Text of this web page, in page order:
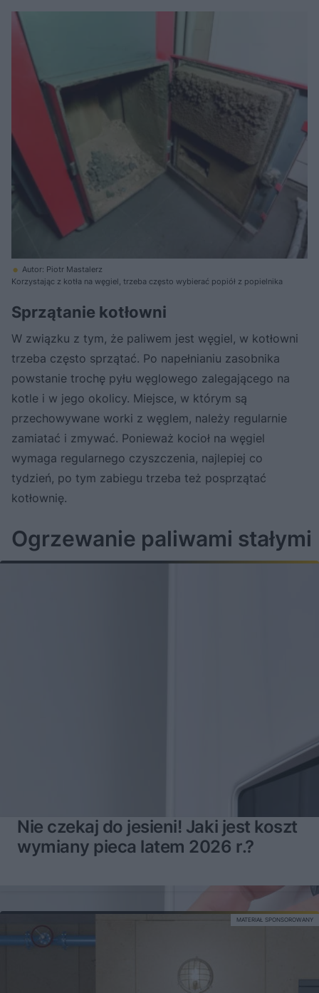
Autor: Piotr Mastalerz
Korzystając z kotła na węgiel, trzeba często wybierać popiół z popielnika
Sprzątanie kotłowni
W związku z tym, że paliwem jest węgiel, w kotłowni
trzeba często sprzątać. Po napełnianiu zasobnika
powstanie trochę pyłu węglowego zalegającego na
kotle i w jego okolicy. Miejsce, w którym są
przechowywane worki z węglem, należy regularnie
zamiatać i zmywać. Ponieważ kocioł na węgiel
wymaga regularnego czyszczenia, najlepiej co
tydzień, po tym zabiegu trzeba też posprzątać
kotłownię.
Ogrzewanie paliwami stałymi
Nie czekaj do jesieni! Jaki jest koszt
wymiany pieca latem 2026 r.?
MATERIAŁ SPONSOROWANY